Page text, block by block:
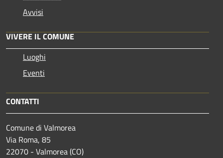
Avvisi
VIVERE IL COMUNE
Luoghi
Eventi
CONTATTI
Comune di Valmorea
Via Roma, 85
22070 - Valmorea (CO)